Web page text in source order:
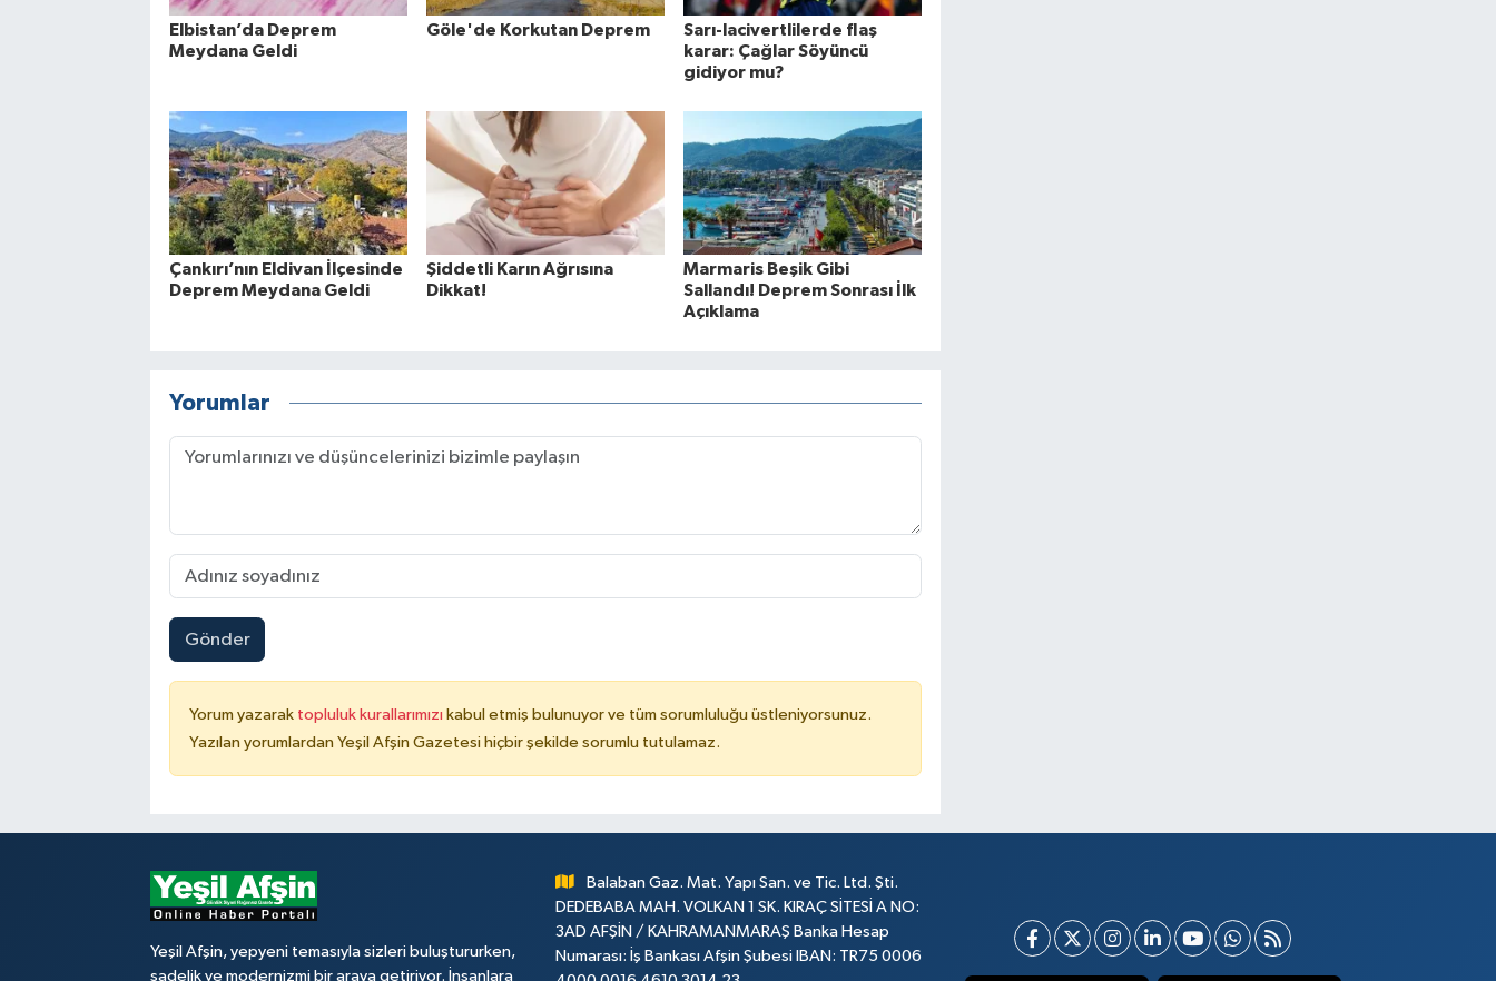
Elbistan’da Deprem
Meydana Geldi
Göle'de Korkutan Deprem
Sarı-lacivertlilerde flaş
karar: Çağlar Söyüncü
gidiyor mu?
Çankırı’nın Eldivan İlçesinde
Deprem Meydana Geldi
Şiddetli Karın Ağrısına
Dikkat!
Marmaris Beşik Gibi
Sallandı! Deprem Sonrası İlk
Açıklama
Yorumlar
Gönder
Yorum yazarak topluluk kurallarımızı kabul etmiş bulunuyor ve tüm sorumluluğu üstleniyorsunuz.
Yazılan yorumlardan Yeşil Afşin Gazetesi hiçbir şekilde sorumlu tutulamaz.
Yeşil Afşin, yepyeni temasıyla sizleri buluştururken,
sadelik ve modernizmi bir araya getiriyor. İnsanlara
Balaban Gaz. Mat. Yapı San. ve Tic. Ltd. Şti.
DEDEBABA MAH. VOLKAN 1 SK. KIRAÇ SİTESİ A NO:
3AD AFŞİN / KAHRAMANMARAŞ Banka Hesap
Numarası: İş Bankası Afşin Şubesi IBAN: TR75 0006